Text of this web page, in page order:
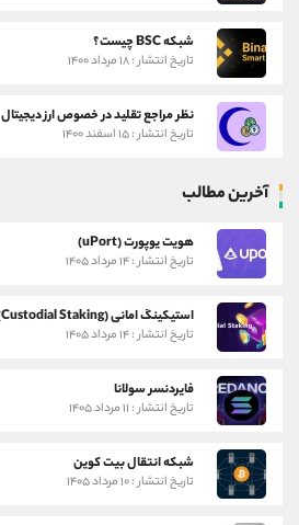
شبکه BSC چیست؟
تاریخ انتشار : ۱۸ مرداد ۱۴۰۰
نظر مراجع تقلید در خصوص ارز دیجیتال
تاریخ انتشار : ۱۵ اسفند ۱۴۰۰
آخرین مطالب
هویت یوپورت (uPort)
تاریخ انتشار : ۱۴ مرداد ۱۴۰۵
استیکینگ امانی (Custodial Staking)
تاریخ انتشار : ۱۴ مرداد ۱۴۰۵
فایردنسر سولانا
تاریخ انتشار : ۱۱ مرداد ۱۴۰۵
شبکه انتقال بیت کوین
تاریخ انتشار : ۱۰ مرداد ۱۴۰۵